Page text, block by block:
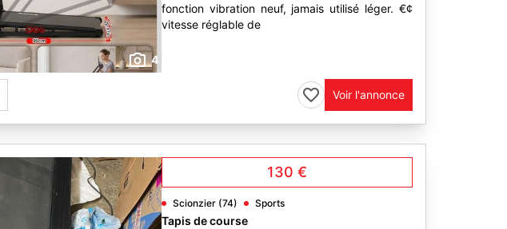
4
fonction vibration neuf, jamais utilisé léger. €¢
vitesse réglable de
Voir l'annonce
130 €
Scionzier (74) Sports
Tapis de course